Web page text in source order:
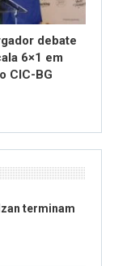
debate
6×1 em
CIC-BG
terminam